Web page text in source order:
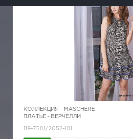
КОЛЛЕКЦИЯ - MASCHERE
ПЛАТЬЕ - ВЕРЧЕЛЛИ
119-7501/2052-101